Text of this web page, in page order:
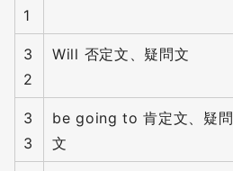
1
3
2
Will 否定文、疑問文
3
3
be going to 肯定文、疑問
文